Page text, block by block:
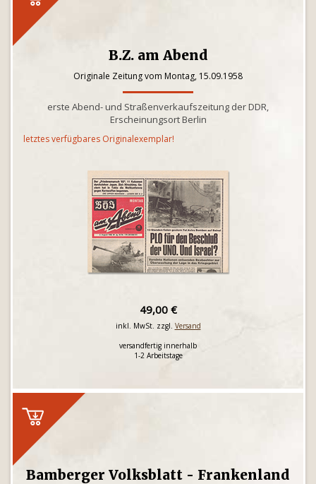
B.Z. am Abend
Originale Zeitung vom Montag, 15.09.1958
erste Abend- und Straßenverkaufszeitung der DDR,
Erscheinungsort Berlin
letztes verfügbares Originalexemplar!
49,00 €
inkl. MwSt. zzgl. Versand
versandfertig innerhalb
1-2 Arbeitstage
Bamberger Volksblatt - Frankenland